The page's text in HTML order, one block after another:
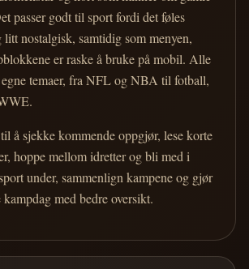
passer godt til sport fordi det føles
litt nostalgisk, samtidig som menyen,
er raske å bruke på mobil. Alle
egne temaer, fra NFL og NBA til fotball,
å sjekke kommende oppgjør, lese korte
hoppe mellom idretter og bli med i
under, sammenlign kampene og gjør
med bedre oversikt.